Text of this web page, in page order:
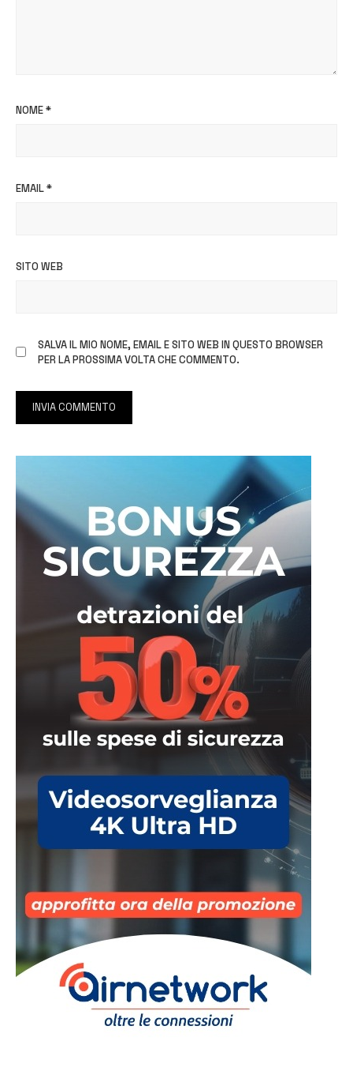
NOME*
EMAIL*
SITO WEB
SALVA IL MIO NOME, EMAIL E SITO WEB IN QUESTO BROWSER
PER LA PROSSIMA VOLTA CHE COMMENTO.